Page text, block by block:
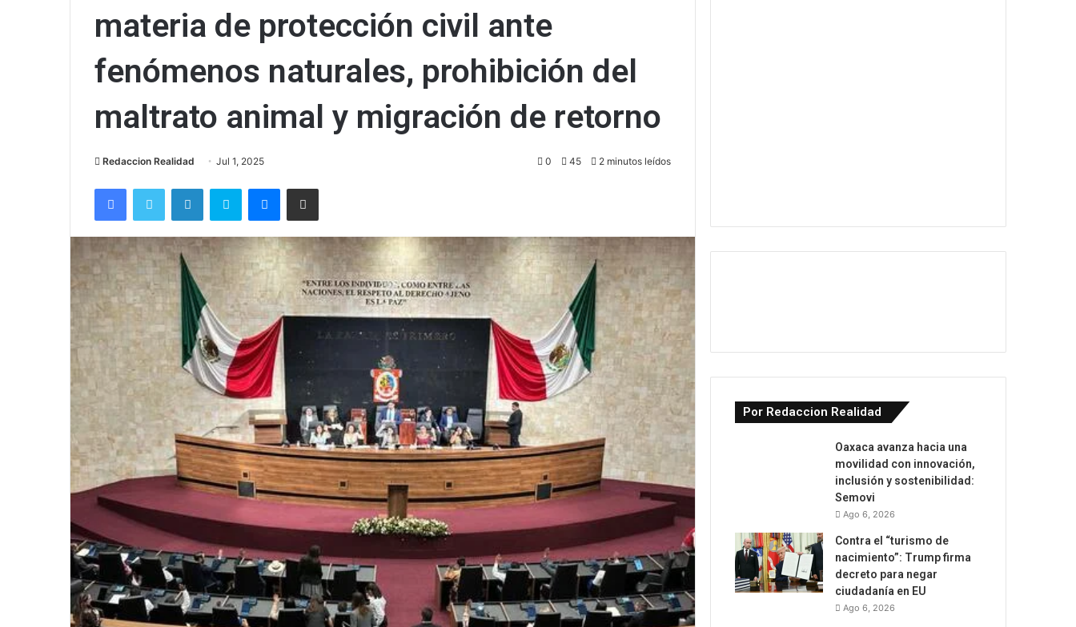
materia de protección civil ante
fenómenos naturales, prohibición del
maltrato animal y migración de retorno
Redaccion Realidad Jul 1, 2025 0 45 2 minutos leídos
FacebookTwitter LinkedInSkype MessengerCompartir via correo electrónico
Por Redaccion Realidad
Oaxaca avanza hacia una
movilidad con innovación,
inclusión y sostenibilidad:
Semovi
Ago 6, 2026
Contra el “turismo de
nacimiento”: Trump firma
decreto para negar
ciudadanía en EU
Ago 6, 2026